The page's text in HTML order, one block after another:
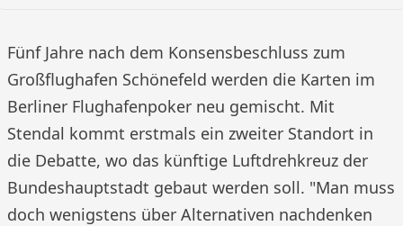
Fünf Jahre nach dem Konsensbeschluss zum
Großflughafen Schönefeld werden die Karten im
Berliner Flughafenpoker neu gemischt. Mit
Stendal kommt erstmals ein zweiter Standort in
die Debatte, wo das künftige Luftdrehkreuz der
Bundeshauptstadt gebaut werden soll. "Man muss
doch wenigstens über Alternativen nachdenken